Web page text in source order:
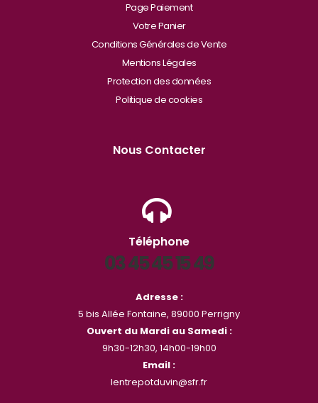
Page Paiement
Votre Panier
Conditions Générales de Vente
Mentions Légales
Protection des données
Politique de cookies
Nous Contacter
Téléphone
03 45 45 15 49
Adresse :
5 bis Allée Fontaine, 89000 Perrigny
Ouvert du Mardi au Samedi :
9h30-12h30, 14h00-19h00
Email :
lentrepotduvin@sfr.fr